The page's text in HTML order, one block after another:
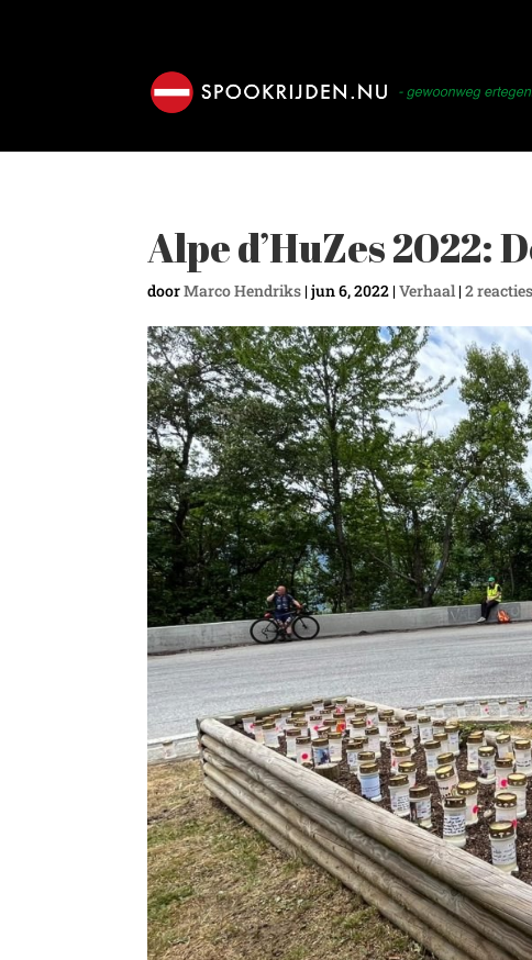
Alpe d’HuZes 2022:
doorMarco Hendriks |jun 6, 2022 |Verhaal|2 reacties